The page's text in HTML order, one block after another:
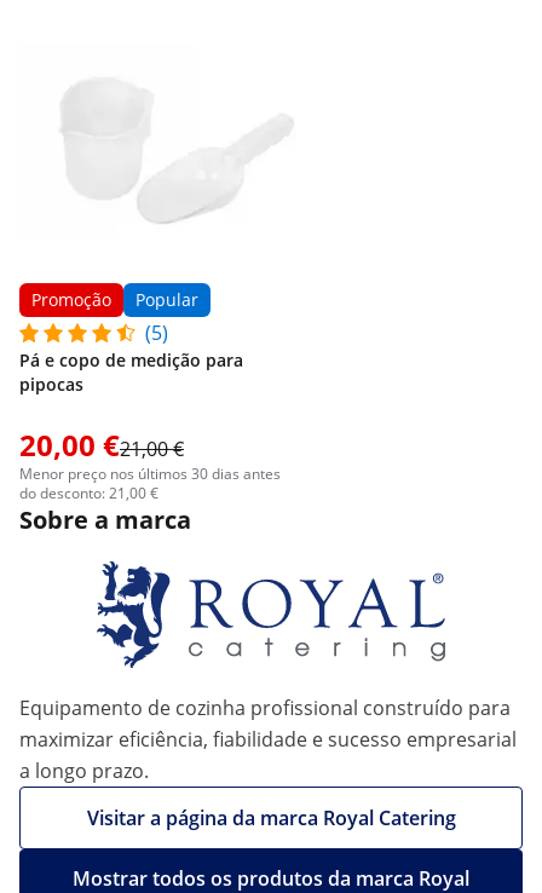
Promoção Popular
(5)
Pá e copo de medição para
pipocas
20,00 €21,00 €
Menor preço nos últimos 30 dias antes
do desconto: 21,00 €
Sobre a marca
Equipamento de cozinha profissional construído para
maximizar eficiência, fiabilidade e sucesso empresarial
a longo prazo.
Visitar a página da marca Royal Catering
Mostrar todos os produtos da marca Royal